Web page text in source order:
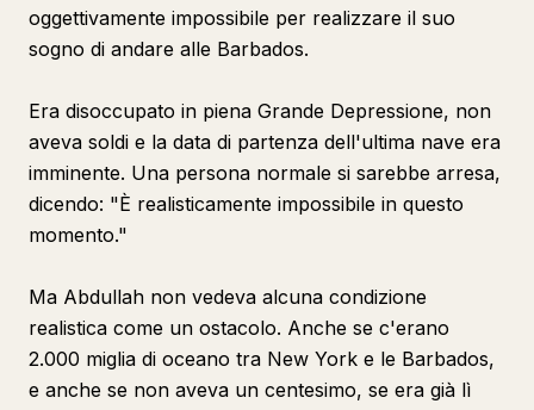
oggettivamente impossibile per realizzare il suo
sogno di andare alle Barbados.
Era disoccupato in piena Grande Depressione, non
aveva soldi e la data di partenza dell'ultima nave era
imminente. Una persona normale si sarebbe arresa,
dicendo: "È realisticamente impossibile in questo
momento."
Ma Abdullah non vedeva alcuna condizione
realistica come un ostacolo. Anche se c'erano
2.000 miglia di oceano tra New York e le Barbados,
e anche se non aveva un centesimo, se era già lì